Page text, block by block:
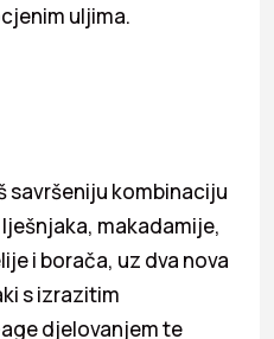
uljima.
savršeniju kombinaciju
makadamije,
i borača, uz dva nova
s izrazitim
djelovanjem te